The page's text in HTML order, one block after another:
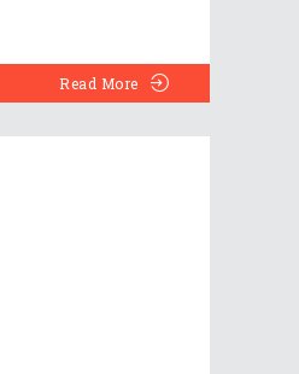
Read More